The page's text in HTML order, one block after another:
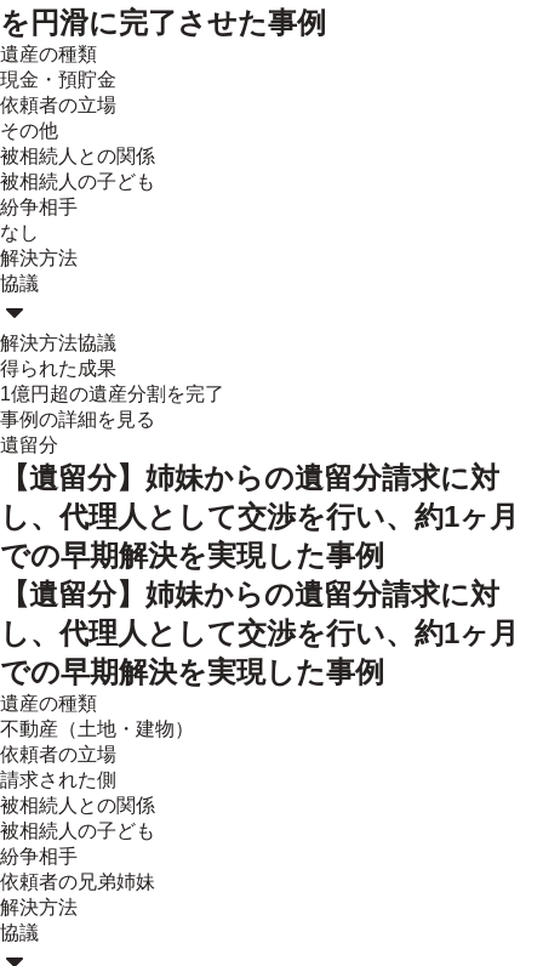
を円滑に完了させた事例
遺産の種類
現金・預貯金
依頼者の立場
その他
被相続人との関係
被相続人の子ども
紛争相手
なし
解決方法
協議
解決方法協議
得られた成果
1億円超の遺産分割を完了
事例の詳細を見る
遺留分
【遺留分】姉妹からの遺留分請求に対
し、代理人として交渉を行い、約1ヶ月
での早期解決を実現した事例
【遺留分】姉妹からの遺留分請求に対
し、代理人として交渉を行い、約1ヶ月
での早期解決を実現した事例
遺産の種類
不動産（土地・建物）
依頼者の立場
請求された側
被相続人との関係
被相続人の子ども
紛争相手
依頼者の兄弟姉妹
解決方法
協議